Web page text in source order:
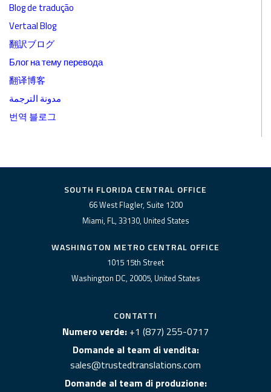
Blog de tradução
Vertaal Blog
翻訳ブログ
Блог на тему перевода
翻译博客
مدونة الترجمة
번역 블로그
SOUTH FLORIDA CENTRAL OFFICE
66 West Flagler, Suite 1200
Miami, FL, 33130, United States
WASHINGTON METRO CENTRAL OFFICE
1015 15th Street
Washington DC, 20005, United States
CONTATTI
Numero verde: +1 (877) 255-0717
Domande al team di vendita:
sales@trustedtranslations.com
Domande al team di produzione: